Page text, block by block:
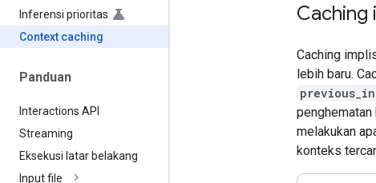
Inferensi prioritas
Context caching
Panduan
Interactions API
Streaming
Eksekusi latar belakang
Input file
Caching
Caching
lebih baru.
penghematan
melakukan
konteks